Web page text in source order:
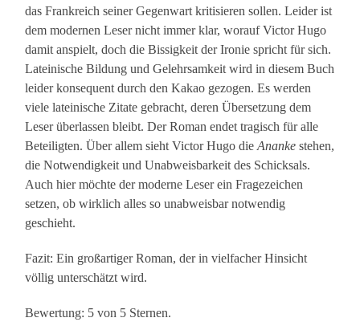
das Frankreich seiner Gegenwart kritisieren sollen. Leider ist
dem modernen Leser nicht immer klar, worauf Victor Hugo
damit anspielt, doch die Bissigkeit der Ironie spricht für sich.
Lateinische Bildung und Gelehrsamkeit wird in diesem Buch
leider konsequent durch den Kakao gezogen. Es werden
viele lateinische Zitate gebracht, deren Übersetzung dem
Leser überlassen bleibt. Der Roman endet tragisch für alle
Beteiligten. Über allem sieht Victor Hugo dieAnankestehen,
die Notwendigkeit und Unabweisbarkeit des Schicksals.
Auch hier möchte der moderne Leser ein Fragezeichen
setzen, ob wirklich alles so unabweisbar notwendig
geschieht.
Fazit: Ein großartiger Roman, der in vielfacher Hinsicht
völlig unterschätzt wird.
Bewertung: 5 von 5 Sternen.